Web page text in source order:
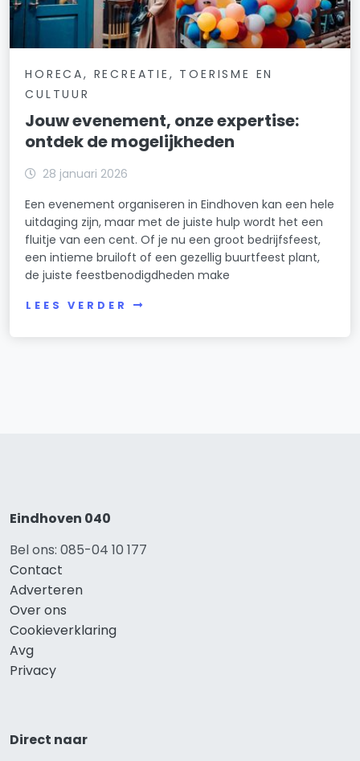
HORECA, RECREATIE, TOERISME EN
CULTUUR
Jouw evenement, onze expertise:
ontdek de mogelijkheden
28 januari 2026
Een evenement organiseren in Eindhoven kan een hele
uitdaging zijn, maar met de juiste hulp wordt het een
fluitje van een cent. Of je nu een groot bedrijfsfeest,
een intieme bruiloft of een gezellig buurtfeest plant,
de juiste feestbenodigdheden make
LEES VERDER
Eindhoven 040
Bel ons: 085-04 10 177
Contact
Adverteren
Over ons
Cookieverklaring
Avg
Privacy
Direct naar